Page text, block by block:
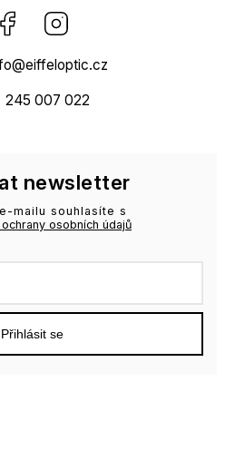
Facebook
@eiffeloptic.cz
245 007 022
newsletter
mailu souhlasíte s
osobních údajů
Přihlásit se